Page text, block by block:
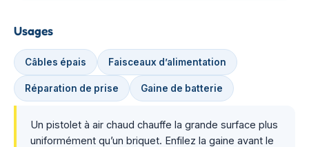
Usages
Câbles épais Faisceaux d’alimentation
Réparation de prise Gaine de batterie
Un pistolet à air chaud chauffe la grande surface plus
uniformément qu’un briquet. Enfilez la gaine avant le